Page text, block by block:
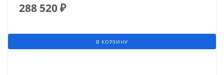
288 520₽
В КОРЗИНУ